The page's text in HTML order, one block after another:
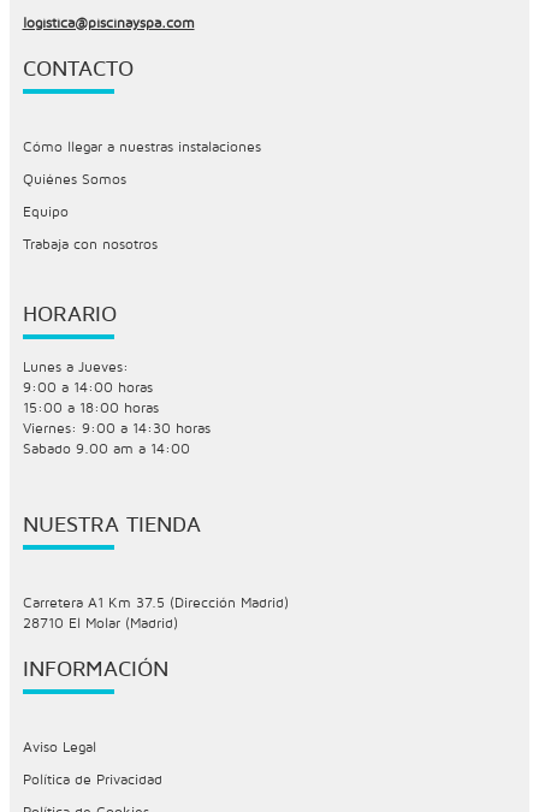
logistica@piscinayspa.com
CONTACTO
Cómo llegar a nuestras instalaciones
Quiénes Somos
Equipo
Trabaja con nosotros
HORARIO
Lunes a Jueves:
9:00 a 14:00 horas
15:00 a 18:00 horas
Viernes: 9:00 a 14:30 horas
Sabado 9.00 am a 14:00
NUESTRA TIENDA
Carretera A1 Km 37.5 (Dirección Madrid)
28710 El Molar (Madrid)
INFORMACIÓN
Aviso Legal
Política de Privacidad